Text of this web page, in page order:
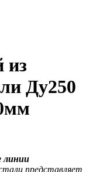
из
Ду250
линии
представляет